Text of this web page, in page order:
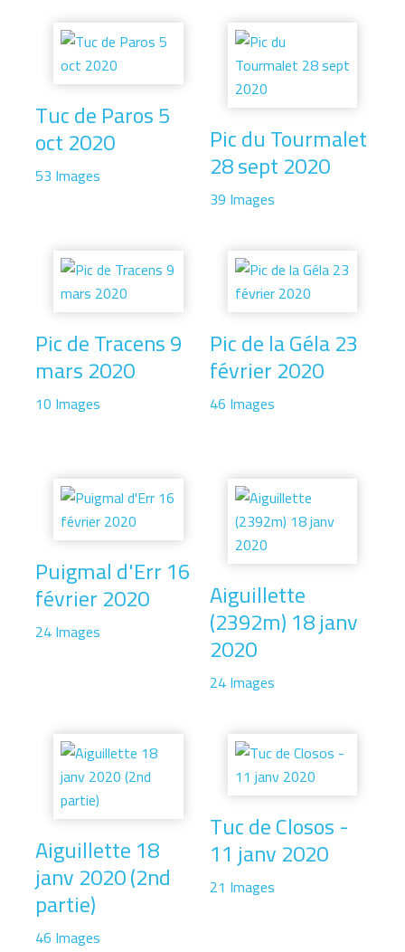
Tuc de Paros 5
oct 2020
53 Images
Pic du Tourmalet
28 sept 2020
39 Images
Pic de Tracens 9
mars 2020
10 Images
Pic de la Géla 23
février 2020
46 Images
Puigmal d'Err 16
février 2020
24 Images
Aiguillette
(2392m) 18 janv
2020
24 Images
Aiguillette 18
janv 2020 (2nd
partie)
46 Images
Tuc de Closos -
11 janv 2020
21 Images